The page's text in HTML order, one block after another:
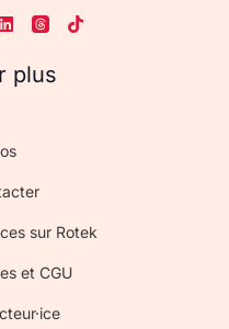
plus
sur Rotek
et CGU